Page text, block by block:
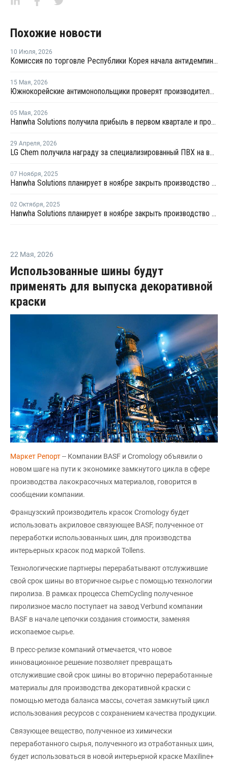
Похожие новости
10 Июля, 2026
Комиссия по торговле Республики Корея начала антидемпинговое расследование в отношении китайского ПВХ-С
15 Мая, 2026
Южнокорейские антимонопольщики проверят производителей ПВХ на предмет картельного сговора
05 Мая, 2026
Hanwha Solutions получила прибыль в первом квартале и прогнозирует рост прибыли далее
29 Апреля, 2026
LG Chem получила награду за специализированный ПВХ на выставке Chinaplas 2026
07 Ноября, 2025
Hanwha Solutions планирует в ноябре закрыть производство ПВХ в Ульсане на ремонт
02 Октября, 2025
Hanwha Solutions планирует в ноябре закрыть производство ПВХ в Ульсане на ремонт
22 Мая, 2026
Использованные шины будут
применять для выпуска декоративной
краски
Маркет Репорт-- Компании BASF и Cromology объявили о
новом шаге на пути к экономике замкнутого цикла в сфере
производства лакокрасочных материалов, говорится в
сообщении компании.
Французский производитель красок Cromology будет
использовать акриловое связующее BASF, полученное от
переработки использованных шин, для производства
интерьерных красок под маркой Tollens.
Технологические партнеры перерабатывают отслужившие
свой срок шины во вторичное сырье с помощью технологии
пиролиза. В рамках процесса ChemCycling полученное
пиролизное масло поступает на завод Verbund компании
BASF в начале цепочки создания стоимости, заменяя
ископаемое сырье.
В пресс-релизе компаний отмечается, что новое
инновационное решение позволяет превращать
отслужившие свой срок шины во вторично переработанные
материалы для производства декоративной краски с
помощью метода баланса массы, сочетая замкнутый цикл
использования ресурсов с сохранением качества продукции.
Связующее вещество, полученное из химически
переработанного сырья, полученного из отработанных шин,
будет использоваться в новой интерьерной краске Maxiline+